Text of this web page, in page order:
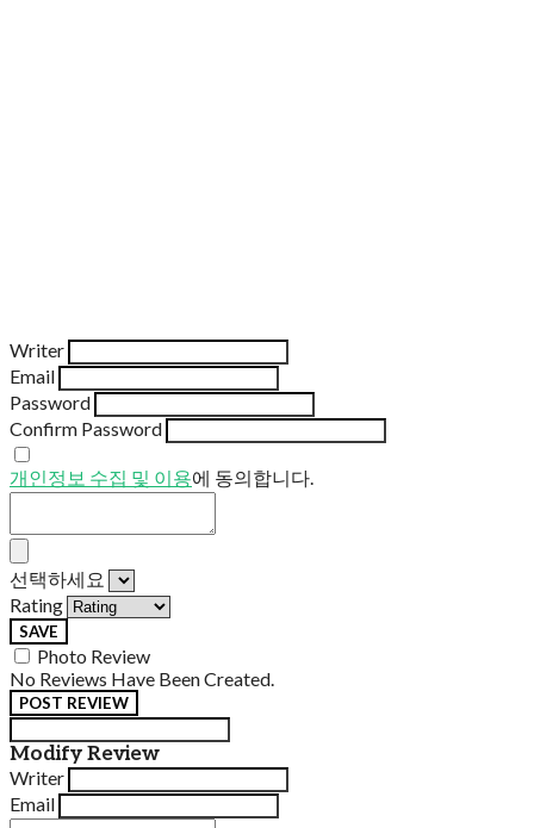
Writer
Email
Password
Confirm Password
개인정보 수집 및 이용에 동의합니다.
선택하세요
Rating
SAVE
Photo Review
No Reviews Have Been Created.
POST REVIEW
Modify Review
Writer
Email